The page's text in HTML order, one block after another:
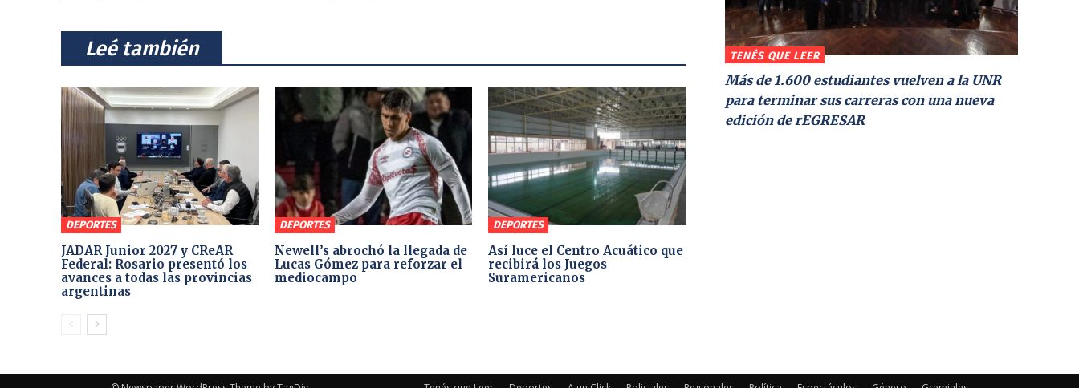
⠀Leé también⠀
DEPORTES
JADAR Junior 2027 y CReAR
Federal: Rosario presentó los
avances a todas las provincias
argentinas
DEPORTES
Newell’s abrochó la llegada de
Lucas Gómez para reforzar el
mediocampo
DEPORTES
Así luce el Centro Acuático que
recibirá los Juegos
Suramericanos
TENÉS QUE LEER
Más de 1.600 estudiantes vuelven a la UNR
para terminar sus carreras con una nueva
edición de rEGRESAR